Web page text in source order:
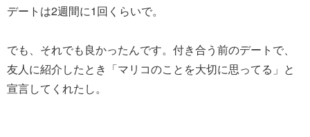
デートは2週間に1回くらいで。
でも、それでも良かったんです。付き合う前のデートで、
友人に紹介したとき「マリコのことを大切に思ってる」と
宣言してくれたし。